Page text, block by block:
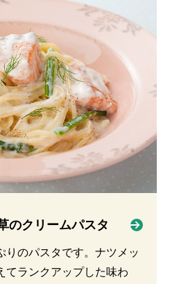
のクリームパスタ
りのパスタです。ナツメッ
てランクアップした味わ